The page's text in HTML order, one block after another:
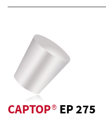
CAPTOP®EP 275